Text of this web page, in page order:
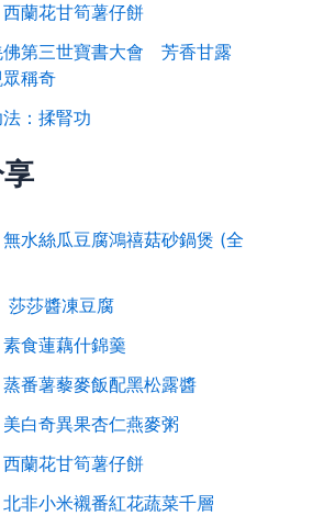
蘭花甘筍薯仔餅
佛第三世寶書大會 芳香甘露
稱奇
：揉腎功
水絲瓜豆腐鴻禧菇砂鍋煲 (全
莎莎醬凍豆腐
食蓮藕什錦羹
番薯藜麥飯配黑松露醬
白奇異果杏仁燕麥粥
蘭花甘筍薯仔餅
非小米襯番紅花蔬菜千層